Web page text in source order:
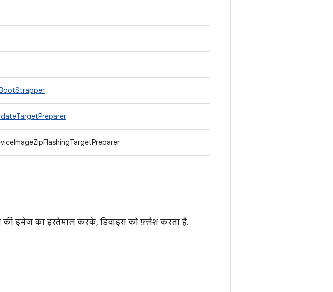
की इमेज का इस्तेमाल करके, डिवाइस को फ़्लैश करता है.